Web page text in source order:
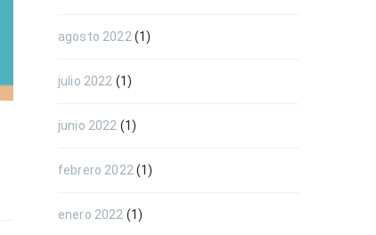
agosto 2022 (1)
julio 2022 (1)
junio 2022 (1)
febrero 2022 (1)
enero 2022 (1)